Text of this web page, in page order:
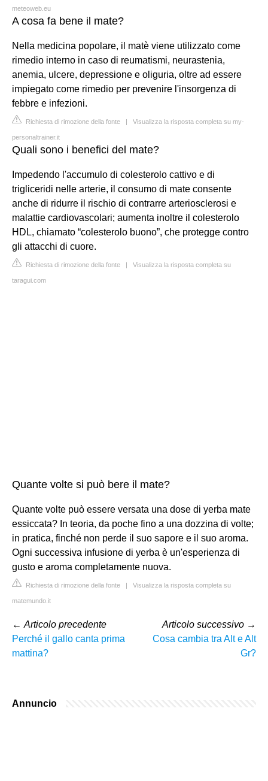
meteoweb.eu
A cosa fa bene il mate?
Nella medicina popolare, il matè viene utilizzato come
rimedio interno in caso di reumatismi, neurastenia,
anemia, ulcere, depressione e oliguria, oltre ad essere
impiegato come rimedio per prevenire l'insorgenza di
febbre e infezioni.
Richiesta di rimozione della fonte | Visualizza la risposta completa su my-
personaltrainer.it
Quali sono i benefici del mate?
Impedendo l'accumulo di colesterolo cattivo e di
trigliceridi nelle arterie, il consumo di mate consente
anche di ridurre il rischio di contrarre arteriosclerosi e
malattie cardiovascolari; aumenta inoltre il colesterolo
HDL, chiamato “colesterolo buono”, che protegge contro
gli attacchi di cuore.
Richiesta di rimozione della fonte | Visualizza la risposta completa su
taragui.com
Quante volte si può bere il mate?
Quante volte può essere versata una dose di yerba mate
essiccata? In teoria, da poche fino a una dozzina di volte;
in pratica, finché non perde il suo sapore e il suo aroma.
Ogni successiva infusione di yerba è un'esperienza di
gusto e aroma completamente nuova.
Richiesta di rimozione della fonte | Visualizza la risposta completa su
matemundo.it
← Articolo precedente
Perché il gallo canta prima
mattina?
Articolo successivo →
Cosa cambia tra Alt e Alt
Gr?
Annuncio